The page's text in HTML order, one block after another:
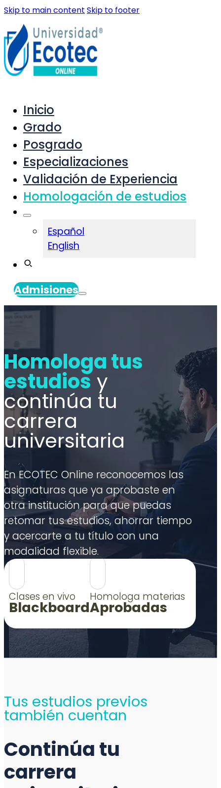
Skip to main content Skip to footer
Inicio
Grado
Posgrado
Especializaciones
Validación de Experiencia
Homologación de estudios
Español
English
Admisiones
Homologa tus
estudiosy
continúa tu
carrera
universitaria
En ECOTEC Online reconocemos las
asignaturas que ya aprobaste en
otra institución para que puedas
retomar tus estudios, ahorrar tiempo
y acercarte a tu título con una
modalidad flexible.
Clases en vivo
Blackboard
Homologa materias
Aprobadas
Tus estudios previos
también cuentan
Continúa tu
carrera